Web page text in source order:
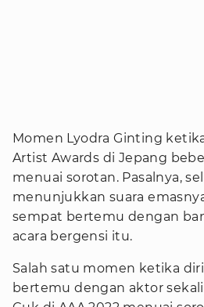
Momen Lyodra Ginting
Artist Awards di Jepang
menuai sorotan. Pasalnya,
menunjukkan suara
sempat bertemu dengan
acara bergensi itu.
Salah satu momen ketika
bertemu dengan aktor